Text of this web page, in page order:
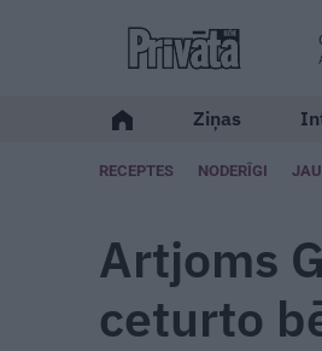
Ziņas
RECEPTES NODERĪGI
Artjoms
ceturto